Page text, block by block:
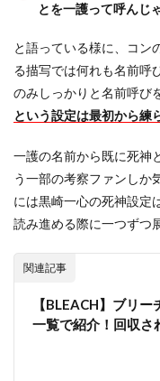
とを一護って呼んじ
と語っている様に、コン
る描写では何れも名前呼
のみしっかりと名前呼び
という設定は最初から練
一護の名前から既に死神
う一部の考察ファンしか
には黒崎一心の死神設定
読み進める際に一つずつ
関連記事
【BLEACH】ブリ
一覧で紹介！回収さ